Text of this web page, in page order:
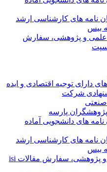
نامه های کارشناسی ارشد
بیس
علمی و پژوهشی، سفارش
دارای توجیه اقتصادی و ایده
شرکت
پارسه
های دانشجویی آماده
نامه های کارشناسی ارشد
بیس
مخزن عناوین مقالات علمی و پژوهشی، سفارش مقالات isi